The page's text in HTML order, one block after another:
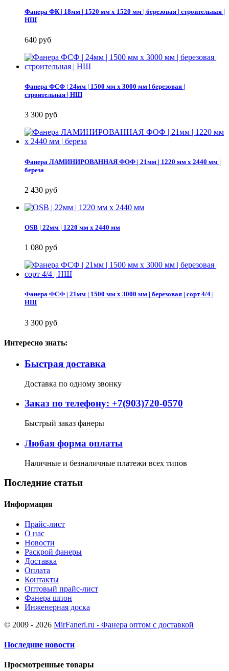
Фанера ФК | 18мм | 1520 мм х 1520 мм | березовая | строительная |
НШ
640 руб
Фанера ФСФ | 24мм | 1500 мм х 3000 мм | березовая |
строительная | НШ
3 300 руб
Фанера ЛАМИНИРОВАННАЯ ФОФ | 21мм | 1220 мм х 2440 мм |
береза
2 430 руб
OSB | 22мм | 1220 мм х 2440 мм
1 080 руб
Фанера ФСФ | 21мм | 1500 мм х 3000 мм | березовая | сорт 4/4 |
НШ
3 300 руб
Интересно знать:
Быстрая доставка
Доставка по одному звонку
Заказ по телефону: +7(903)720-0570
Быстрый заказ фанеры
Любая форма оплаты
Наличные и безналичные платежи всех типов
Последние статьи
Информация
Прайс-лист
О нас
Новости
Раскрой фанеры
Доставка
Оплата
Контакты
Оптовый прайс-лист
Фанера шпон
Инженерная доска
© 2009 - 2026 MirFaneri.ru - Фанера оптом с доставкой
Последние новости
Просмотренные товары